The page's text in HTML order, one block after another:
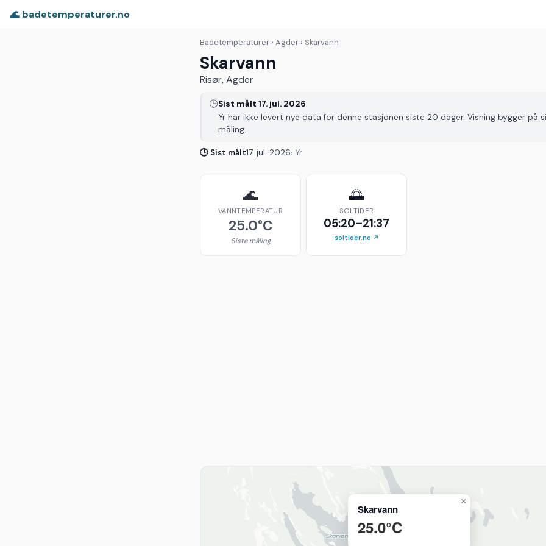
🌊 badetemperaturer.no
Badetemperaturer › Agder › Skarvann
Skarvann
Risør, Agder
🕒Sist målt 17. jul. 2026
Yr har ikke levert nye data for denne stasjonen siste 20 dager. Visning bygger på
måling.
🕒 Sist målt17. jul. 2026· Yr
🌊
VANNTEMPERATUR
25.0°C
Siste måling
🌅
SOLTIDER
05:20–21:37
soltider.no ↗
Skarvann
25.0°C
×